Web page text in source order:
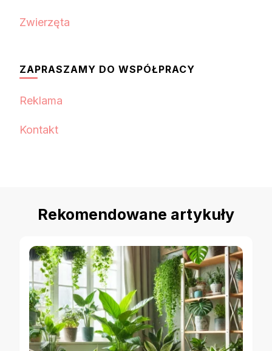
Zwierzęta
ZAPRASZAMY DO WSPÓŁPRACY
Reklama
Kontakt
Rekomendowane artykuły